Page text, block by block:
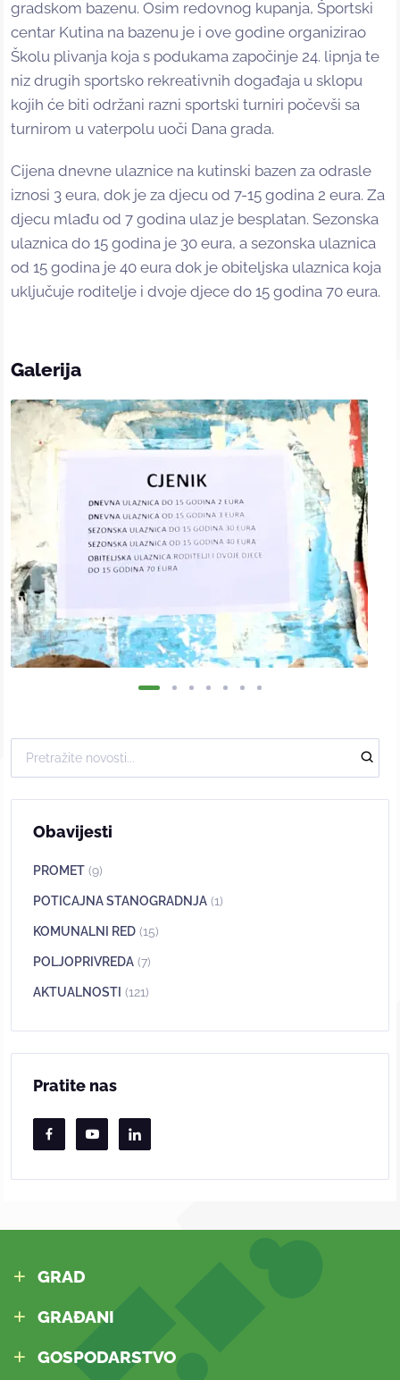
gradskom bazenu. Osim redovnog kupanja, Športski
centar Kutina na bazenu je i ove godine organizirao
Školu plivanja koja s podukama započinje 24. lipnja te
niz drugih sportsko rekreativnih događaja u sklopu
kojih će biti održani razni sportski turniri počevši sa
turnirom u vaterpolu uoči Dana grada.
Cijena dnevne ulaznice na kutinski bazen za odrasle
iznosi 3 eura, dok je za djecu od 7-15 godina 2 eura. Za
djecu mlađu od 7 godina ulaz je besplatan. Sezonska
ulaznica do 15 godina je 30 eura, a sezonska ulaznica
od 15 godina je 40 eura dok je obiteljska ulaznica koja
uključuje roditelje i dvoje djece do 15 godina 70 eura.
Galerija
Obavijesti
PROMET (9)
POTICAJNA STANOGRADNJA (1)
KOMUNALNI RED (15)
POLJOPRIVREDA (7)
AKTUALNOSTI (121)
Pratite nas
GRAD
GRAĐANI
GOSPODARSTVO